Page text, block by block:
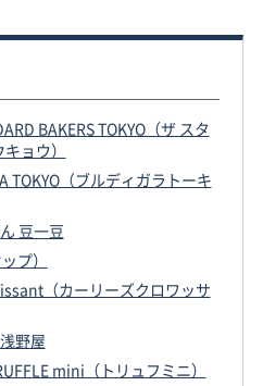
BAKERS TOKYO（ザ スタ
ョウ）
TOKYO（ブルディガラトーキ
豆一豆
プ）
（カーリーズクロワッサ
野屋
mini（トリュフミニ）